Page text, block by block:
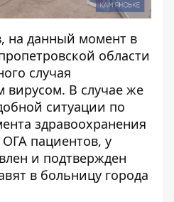
на данный момент в
области
случая
вирусом. В случае же
ситуации по
здравоохранения
пациентов, у
и подтвержден
в больницу города